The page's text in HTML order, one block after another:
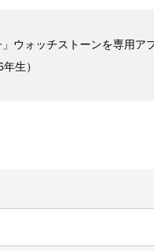
」ウォッチストーンを専用ア
生）